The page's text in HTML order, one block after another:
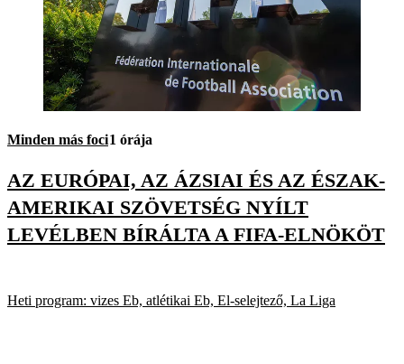
Minden más foci1 órája
AZ EURÓPAI, AZ ÁZSIAI ÉS AZ ÉSZAK-
AMERIKAI SZÖVETSÉG NYÍLT
LEVÉLBEN BÍRÁLTA A FIFA-ELNÖKÖT
Heti program: vizes Eb, atlétikai Eb, El-selejtező, La Liga